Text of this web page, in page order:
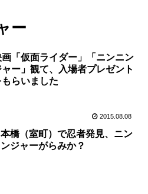
ー
画「仮面ライダー」「ニンニン
ャー」観て、入場者プレゼント
もらいました
2015.08.08
本橋（室町）で忍者発見、ニン
ジャーがらみか？